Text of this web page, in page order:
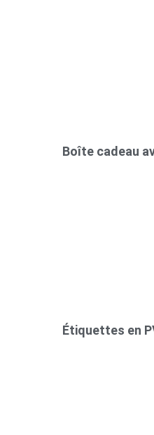
Boîte cadeau
Étiquettes en